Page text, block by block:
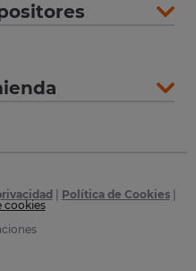
Política de Cookies|
cookies